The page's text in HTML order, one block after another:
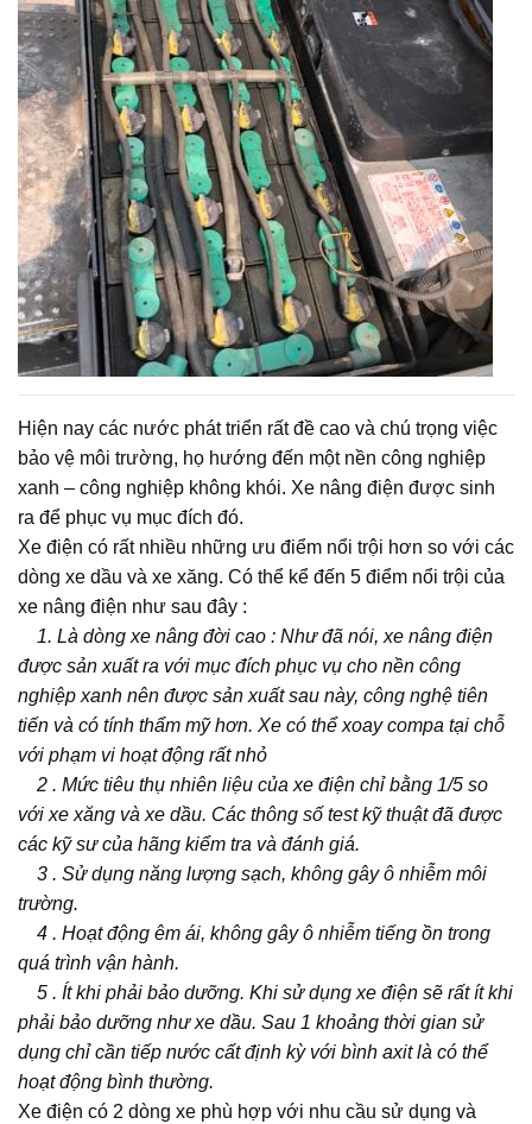
Hiện nay các nước phát triển rất đề cao và chú trọng việc
bảo vệ môi trường, họ hướng đến một nền công nghiệp
xanh – công nghiệp không khói. Xe nâng điện được sinh
ra để phục vụ mục đích đó.
Xe điện có rất nhiều những ưu điểm nổi trội hơn so với các
dòng xe dầu và xe xăng. Có thể kể đến 5 điểm nổi trội của
xe nâng điện như sau đây :
1. Là dòng xe nâng đời cao : Như đã nói, xe nâng điện
được sản xuất ra với mục đích phục vụ cho nền công
nghiệp xanh nên được sản xuất sau này, công nghệ tiên
tiến và có tính thẩm mỹ hơn. Xe có thể xoay compa tại chỗ
với phạm vi hoạt động rất nhỏ
2 . Mức tiêu thụ nhiên liệu của xe điện chỉ bằng 1/5 so
với xe xăng và xe dầu. Các thông số test kỹ thuật đã được
các kỹ sư của hãng kiểm tra và đánh giá.
3 . Sử dụng năng lượng sạch, không gây ô nhiễm môi
trường.
4 . Hoạt động êm ái, không gây ô nhiễm tiếng ồn trong
quá trình vận hành.
5 . Ít khi phải bảo dưỡng. Khi sử dụng xe điện sẽ rất ít khi
phải bảo dưỡng như xe dầu. Sau 1 khoảng thời gian sử
dụng chỉ cần tiếp nước cất định kỳ với bình axit là có thể
hoạt động bình thường.
Xe điện có 2 dòng xe phù hợp với nhu cầu sử dụng và